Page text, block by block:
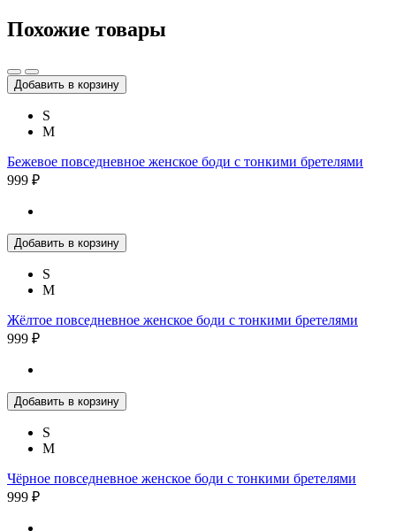
Похожие товары
Добавить в корзину
S
M
Бежевое повседневное женское боди с тонкими бретелями
999 ₽
Добавить в корзину
S
M
Жёлтое повседневное женское боди с тонкими бретелями
999 ₽
Добавить в корзину
S
M
Чёрное повседневное женское боди с тонкими бретелями
999 ₽